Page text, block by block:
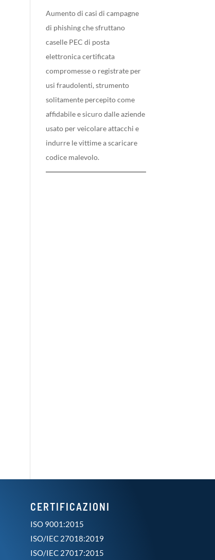
Aumento di casi di campagne
di phishing che sfruttano
caselle PEC di posta
elettronica certificata
compromesse o registrate per
usi fraudolenti, strumento
solitamente percepito come
affidabile e sicuro dalle aziende
usato per veicolare attacchi e
indurre le vittime a scaricare
codice malevolo.
CERTIFICAZIONI
ISO 9001:2015
ISO/IEC 27018:2019
ISO/IEC 27017:2015